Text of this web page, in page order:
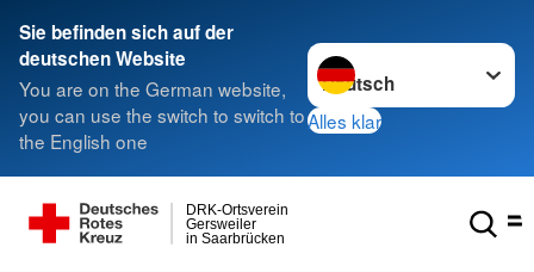
Sie befinden sich auf der
deutschen Website
You are on the German website,
you can use the switch to switch to
the English one
Sprache wechseln zu
Alles klar
in Saarbrücken
Gersweiler
DRK-Ortsverein